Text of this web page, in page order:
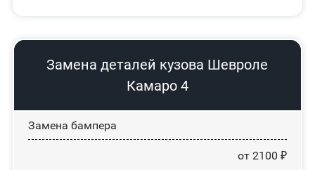
Замена деталей кузова Шевроле
Камаро 4
Замена бампера
от 2100 ₽